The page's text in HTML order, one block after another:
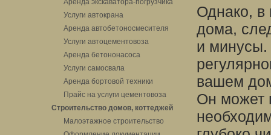
Аренда экскаватора-погрузчика
Услуги автокрана
Аренда автобетоносмесителя
Услуги автоцементовоза
Аренда бетононасоса
Услуги самосвала
Аренда бортовой техники
Прайс на услуги цементовоза
Строительство домов, коттеджей
Малоэтажное строительство
Однако, в
дома,
и минусы.
вашем
Он может